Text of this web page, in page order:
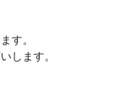
す。
します。